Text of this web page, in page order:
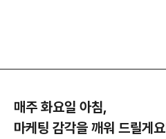
매주 화요일 아침,
마케팅 감각을 깨워 드릴게